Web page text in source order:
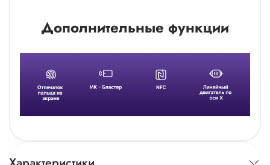
Дополнительные функции